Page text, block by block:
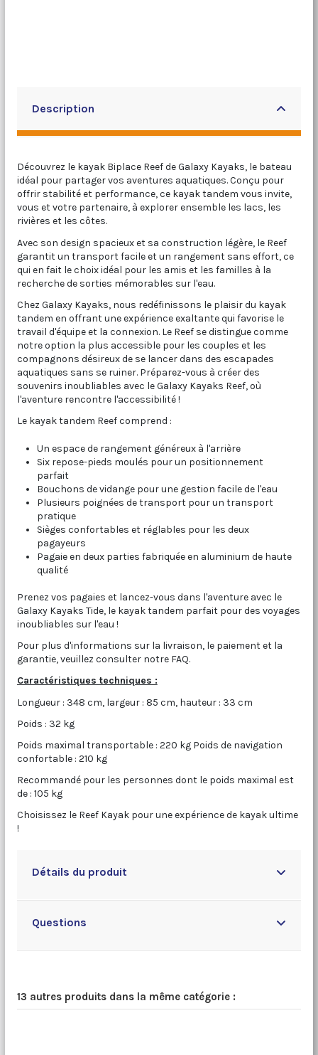
Description
Découvrez le kayak Biplace Reef de Galaxy Kayaks, le bateau
idéal pour partager vos aventures aquatiques. Conçu pour
offrir stabilité et performance, ce kayak tandem vous invite,
vous et votre partenaire, à explorer ensemble les lacs, les
rivières et les côtes.
Avec son design spacieux et sa construction légère, le Reef
garantit un transport facile et un rangement sans effort, ce
qui en fait le choix idéal pour les amis et les familles à la
recherche de sorties mémorables sur l'eau.
Chez Galaxy Kayaks, nous redéfinissons le plaisir du kayak
tandem en offrant une expérience exaltante qui favorise le
travail d'équipe et la connexion. Le Reef se distingue comme
notre option la plus accessible pour les couples et les
compagnons désireux de se lancer dans des escapades
aquatiques sans se ruiner. Préparez-vous à créer des
souvenirs inoubliables avec le Galaxy Kayaks Reef, où
l'aventure rencontre l'accessibilité !
Le kayak tandem Reef comprend :
Un espace de rangement généreux à l'arrière
Six repose-pieds moulés pour un positionnement
parfait
Bouchons de vidange pour une gestion facile de l'eau
Plusieurs poignées de transport pour un transport
pratique
Sièges confortables et réglables pour les deux
pagayeurs
Pagaie en deux parties fabriquée en aluminium de haute
qualité
Prenez vos pagaies et lancez-vous dans l'aventure avec le
Galaxy Kayaks Tide, le kayak tandem parfait pour des voyages
inoubliables sur l'eau !
Pour plus d'informations sur la livraison, le paiement et la
garantie, veuillez consulter notre FAQ.
Caractéristiques techniques :
Longueur : 348 cm, largeur : 85 cm, hauteur : 33 cm
Poids : 32 kg
Poids maximal transportable : 220 kg Poids de navigation
confortable : 210 kg
Recommandé pour les personnes dont le poids maximal est
de : 105 kg
Choisissez le Reef Kayak pour une expérience de kayak ultime
!
Détails du produit
Questions
13 autres produits dans la même catégorie :